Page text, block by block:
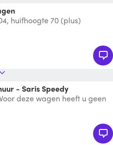
huifhoogte 70 (plus)
- Saris Speedy
deze wagen heeft u geen